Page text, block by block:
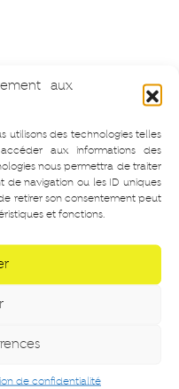
aux
utilisons des technologies telles
aux informations des
nous permettra de traiter
navigation ou les ID uniques
retirer son consentement peut
et fonctions.
de confidentialité
NINOMIYA Naohiro